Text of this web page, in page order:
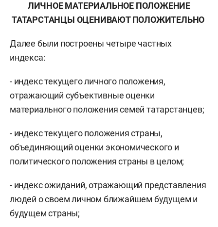
ЛИЧНОЕ МАТЕРИАЛЬНОЕ ПОЛОЖЕНИЕ
ТАТАРСТАНЦЫ ОЦЕНИВАЮТ ПОЛОЖИТЕЛЬНО
Далее были построены четыре частных
индекса:
- индекс текущего личного положения,
отражающий субъективные оценки
материального положения семей татарстанцев;
- индекс текущего положения страны,
объединяющий оценки экономического и
политического положения страны в целом;
- индекс ожиданий, отражающий представления
людей о своем личном ближайшем будущем и
будущем страны;